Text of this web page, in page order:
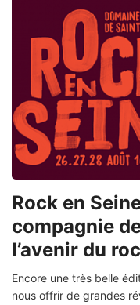
Rock en
compagnie
l’avenir du
Encore une très belle
nous offrir de grandes